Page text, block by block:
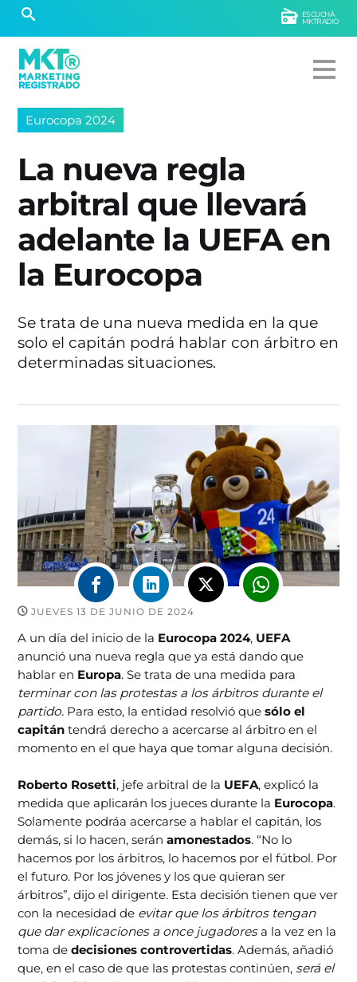
ESCUCHÁ
MKTRADIO
Eurocopa 2024
La nueva regla
arbitral que llevará
adelante la UEFA en
la Eurocopa
Se trata de una nueva medida en la que
solo el capitán podrá hablar con árbitro en
determinadas situaciones.
JUEVES 13 DE JUNIO DE 2024
A un día del inicio de la Eurocopa 2024, UEFA
anunció una nueva regla que ya está dando que
hablar en Europa. Se trata de una medida para
terminar con las protestas a los árbitros durante el
partido. Para esto, la entidad resolvió quesólo el
capitán tendrá derecho a acercarse al árbitro en el
momento en el que haya que tomar alguna decisión.
Roberto Rosetti, jefe arbitral de la UEFA, explicó la
medida que aplicarán los jueces durante la Eurocopa.
Solamente podráa acercarse a hablar el capitán, los
demás, si lo hacen, seránamonestados. “No lo
hacemos por los árbitros, lo hacemos por el fútbol. Por
el futuro. Por los jóvenes y los que quieran ser
árbitros”, dijo el dirigente. Esta decisión tienen que ver
con la necesidad de evitar que los árbitros tengan
que dar explicaciones a once jugadoresa la vez en la
toma dedecisiones controvertidas. Además, añadió
que, en el caso de que las protestas continúen, será el